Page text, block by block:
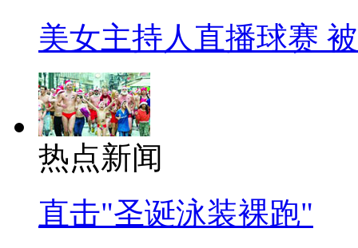
美女主持人直播球赛
热点新闻
直击"圣诞泳装裸跑"